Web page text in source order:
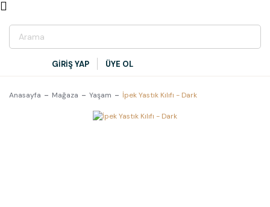
GİRİŞ YAP ÜYE OL
Anasayfa Mağaza Yaşam İpek Yastık Kılıfı - Dark